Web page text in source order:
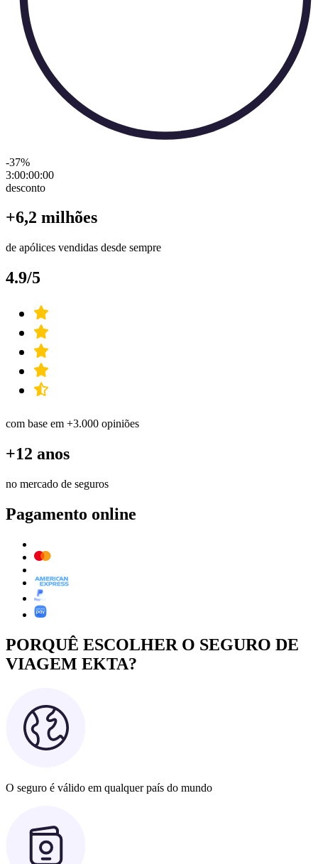
-37%
3:00:00:00
desconto
+6,2 milhões
de apólices vendidas desde sempre
4.9/5
com base em +3.000 opiniões
+12 anos
no mercado de seguros
Pagamento online
PORQUÊ ESCOLHER O SEGURO DE
VIAGEM EKTA?
O seguro é válido em qualquer país do mundo